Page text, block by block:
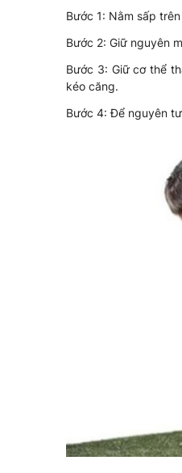
Bước 1: Nằm sấp
Bước 2: Giữ nguyên
Bước 3: Giữ cơ thể
kéo căng.
Bước 4: Để nguyên